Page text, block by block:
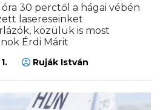
30 perctől a hágai vébén
lasereseinket
közülük is most
Érdi Márit
Ruják István